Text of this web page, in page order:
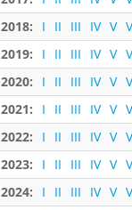
2018:
I II III IV V
2019:
I II III IV V
2020:
I II III IV V
2021:
I II III IV V
2022:
I II III IV V
2023:
I II III IV V
2024:
I II III IV V